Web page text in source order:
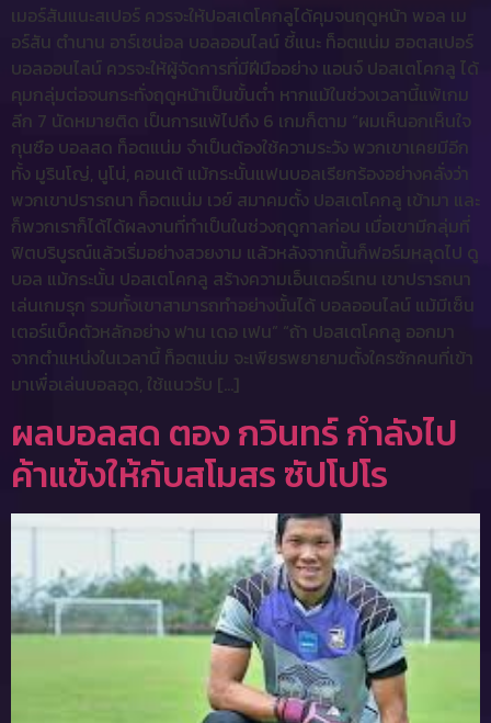
เมอร์สันแนะสเปอร์ ควรจะให้ปอสเตโคกลูได้คุมจนฤดูหน้า พอล เม
อร์สัน ตำนาน อาร์เซน่อล บอลออนไลน์ ชี้แนะ ท็อตแน่ม ฮอตสเปอร์
บอลออนไลน์ ควรจะให้ผู้จัดการที่มีฝีมืออย่าง แอนจ์ ปอสเตโคกลู ได้
คุมกลุ่มต่อจนกระทั่งฤดูหน้าเป็นขั้นต่ำ หากแม้ในช่วงเวลานี้แพ้เกม
ลีก 7 นัดหมายติด เป็นการแพ้ไปถึง 6 เกมก็ตาม “ผมเห็นอกเห็นใจ
กุนซือ บอลสด ท็อตแน่ม จำเป็นต้องใช้ความระวัง พวกเขาเคยมีอีก
ทั้ง มูรินโญ่, นูโน่, คอนเต้ แม้กระนั้นแฟนบอลเรียกร้องอย่างคลั่งว่า
พวกเขาปรารถนา ท็อตแน่ม เวย์ สมาคมตั้ง ปอสเตโคกลู เข้ามา และ
ก็พวกเราก็ได้ได้ผลงานที่ทำเป็นในช่วงฤดูกาลก่อน เมื่อเขามีกลุ่มที่
ฟิตบริบูรณ์แล้วเริ่มอย่างสวยงาม แล้วหลังจากนั้นก็ฟอร์มหลุดไป ดู
บอล แม้กระนั้น ปอสเตโคกลู สร้างความเอ็นเตอร์เทน เขาปรารถนา
เล่นเกมรุก รวมทั้งเขาสามารถทำอย่างนั้นได้ บอลออนไลน์ แม้มีเซ็น
เตอร์แบ็คตัวหลักอย่าง ฟาน เดอ เฟน” “ถ้า ปอสเตโคกลู ออกมา
จากตำแหน่งในเวลานี้ ท็อตแน่ม จะเพียรพยายามตั้งใครซักคนที่เข้า
มาเพื่อเล่นบอลอุด, ใช้แนวรับ […]
ผลบอลสด ตอง กวินทร์ กำลังไป
ค้าแข้งให้กับสโมสร ซัปโปโร